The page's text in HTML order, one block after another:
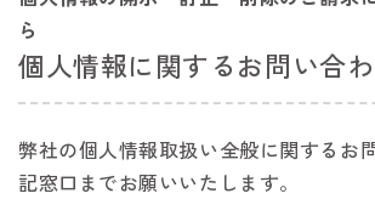
ら
個人情報に関するお問い合
弊社の個人情報取扱い全般に関するお
記窓口までお願いいたします。